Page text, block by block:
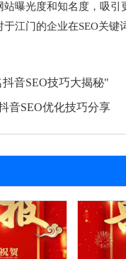
站曝光度和知名度，吸引
于江门的企业在SEO关键
音SEO技巧大揭秘"
音SEO优化技巧分享